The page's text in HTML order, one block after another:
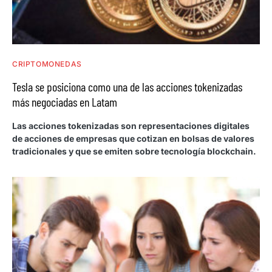
CRIPTOMONEDAS
Tesla se posiciona como una de las acciones tokenizadas
más negociadas en Latam
Las acciones tokenizadas son representaciones digitales
de acciones de empresas que cotizan en bolsas de valores
tradicionales y que se emiten sobre tecnología blockchain.